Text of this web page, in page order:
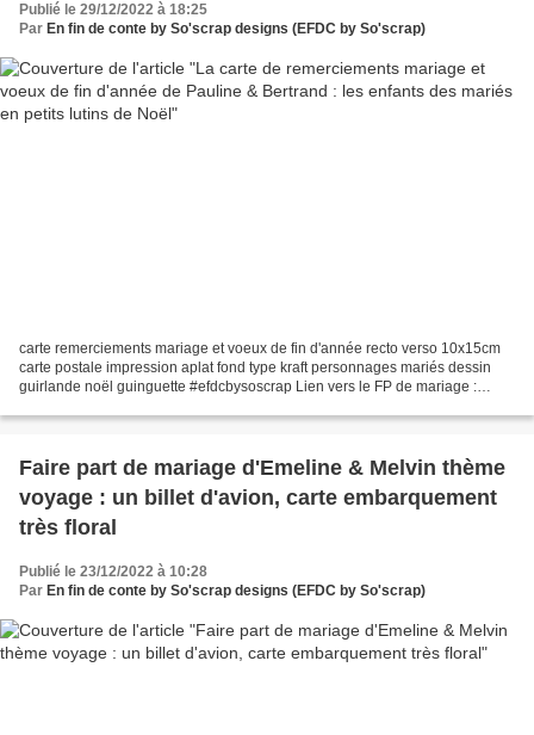
Publié le 29/12/2022 à 18:25
Par En fin de conte by So'scrap designs (EFDC by So'scrap)
carte remerciements mariage et voeux de fin d'année recto verso 10x15cm
carte postale impression aplat fond type kraft personnages mariés dessin
guirlande noël guinguette #efdcbysoscrap Lien vers le FP de mariage :
bertrand-vintage-retro.html...
Faire part de mariage d'Emeline & Melvin thème
voyage : un billet d'avion, carte embarquement
très floral
Publié le 23/12/2022 à 10:28
Par En fin de conte by So'scrap designs (EFDC by So'scrap)